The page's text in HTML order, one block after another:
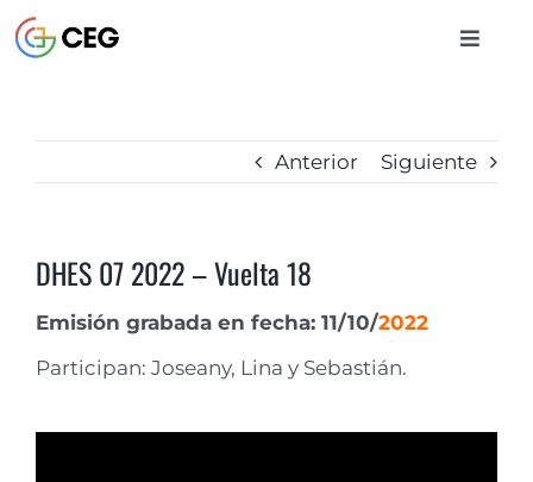
al
contenido
Toggle
BIBLIOTECA
CONTACTO
Anterior Siguiente
DHES 07 2022 – Vuelta 18
Emisión grabada en fecha: 11/10/2022
Participan: Joseany, Lina y Sebastián.